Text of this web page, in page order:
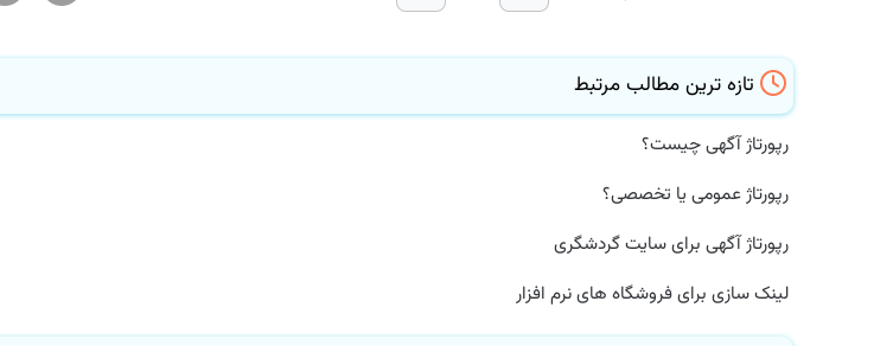
تازه ترین مطالب مرتبط
رپورتاژ آگهی چیست؟
رپورتاژ عمومی یا تخصصی؟
رپورتاژ آگهی برای سایت گردشگری
لینک سازی برای فروشگاه های نرم افزار